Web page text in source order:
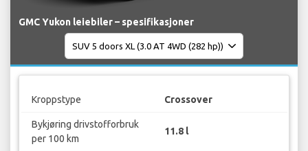
GMC Yukon leiebiler – spesifikasjoner
Kroppstype Crossover
Bykjøring drivstofforbruk
per 100 km
11.8 l